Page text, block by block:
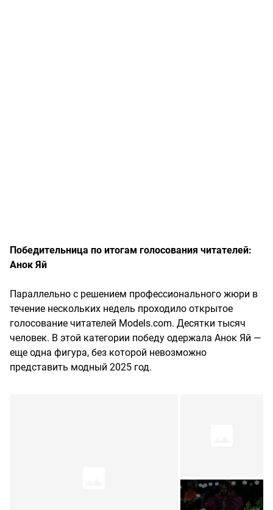
Победительница по итогам голосования читателей:
Анок Яй
Параллельно с решением профессионального жюри в
течение нескольких недель проходило открытое
голосование читателей Models.com. Десятки тысяч
человек. В этой категории победу одержала Анок Яй —
еще одна фигура, без которой невозможно
представить модный 2025 год.